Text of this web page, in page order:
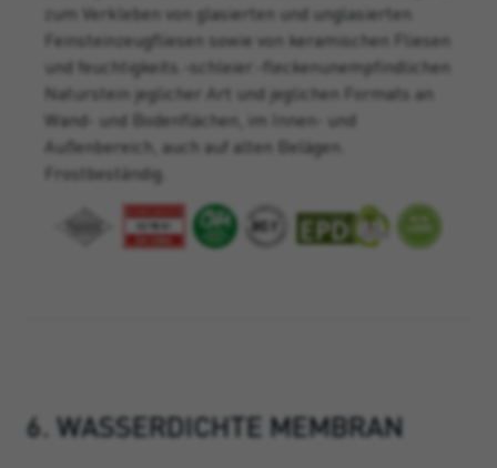
zum Verkleben von glasierten und unglasierten
Feinsteinzeugfliesen sowie von keramischen Fliesen
und feuchtigkeits.-schleier.-fleckenunempfindlichen
Naturstein jeglicher Art und jeglichen Formats an
Wand- und Bodenflächen, im Innen- und
Außenbereich, auch auf alten Belägen.
Frostbeständig.
6. WASSERDICHTE MEMBRAN